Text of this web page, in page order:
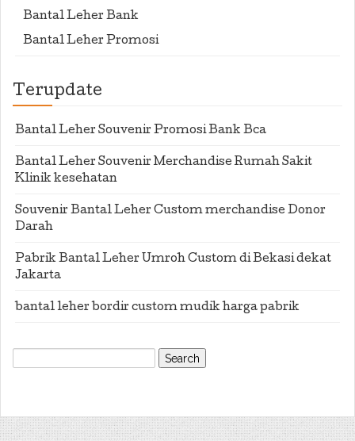
Bantal Leher Bank
Bantal Leher Promosi
Terupdate
Bantal Leher Souvenir Promosi Bank Bca
Bantal Leher Souvenir Merchandise Rumah Sakit
Klinik kesehatan
Souvenir Bantal Leher Custom merchandise Donor
Darah
Pabrik Bantal Leher Umroh Custom di Bekasi dekat
Jakarta
bantal leher bordir custom mudik harga pabrik
Search
for: